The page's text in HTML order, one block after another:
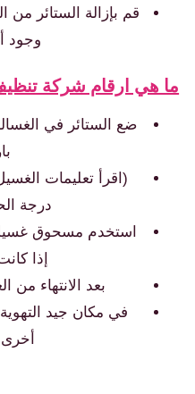
قم بإزالة الستائر من
وجود
ما هي ارقام شركة
ضع الستائر في
(اقرأ تعليمات
درجة
استخدم مسحوق
إذا
بعد الانتهاء من
في مكان جيد